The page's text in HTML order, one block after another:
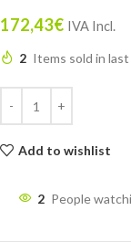
172,43€ IVA Incl.
2 Items sold in
Add to wishlist
2 People